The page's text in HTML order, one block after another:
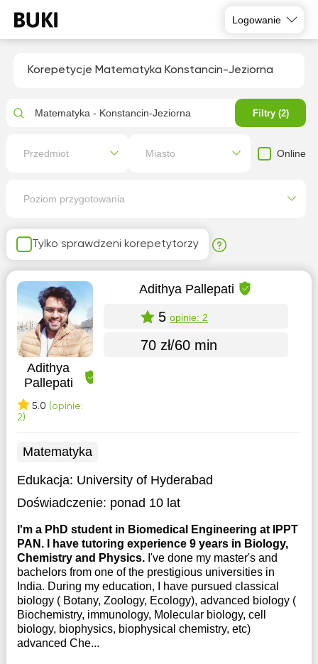
Logowanie
Korepetycje Matematyka Konstancin-Jeziorna
Tylko sprawdzeni korepetytorzy
Adithya
Pallepati
5.0 (opinie:
2)
Adithya Pallepati
5 opinie: 2
70 zł/60 min
Matematyka
Edukacja: University of Hyderabad
Doświadczenie: ponad 10 lat
I'm a PhD student in Biomedical Engineering at IPPT
PAN. I have tutoring experience 9 years in Biology,
Chemistry and Physics. I've done my master's and
bachelors from one of the prestigious universities in
India. During my education, I have pursued classical
biology ( Botany, Zoology, Ecology), advanced biology (
Biochemistry, immunology, Molecular biology, cell
biology, biophysics, biophysical chemistry, etc)
advanced Che...
Matematyka - Konstancin-Jeziorna Filtry (2)
Przedmiot Miasto Online
Poziom przygotowania